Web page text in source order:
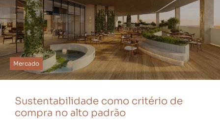
Mercado
Sustentabilidade como critério de
compra no alto padrão